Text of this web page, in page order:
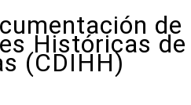
de
Históricas de
(CDIHH)